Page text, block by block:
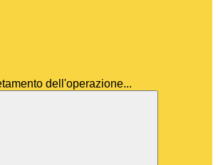
dell'operazione...